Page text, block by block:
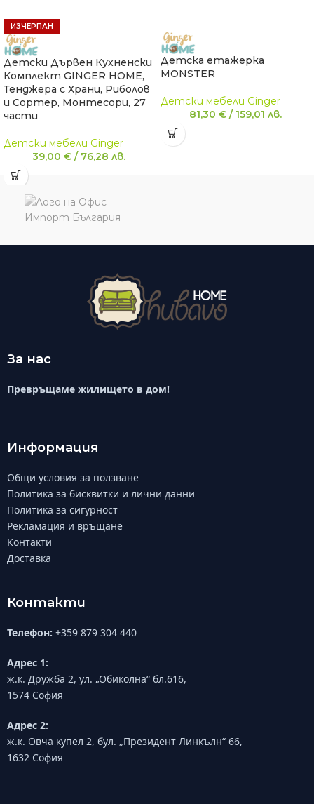
ИЗЧЕРПАН
Детски Дървен Кухненски
Комплект GINGER HOME,
Тенджера с Храни, Риболов
и Сортер, Монтесори, 27
части
Детски мебели Ginger
39,00 € / 76,28 лв.
Детска етажерка
MONSTER
Детски мебели Ginger
81,30 € / 159,01 лв.
За нас
Превръщаме жилището в дом!
Информация
Общи условия за ползване
Политика за бисквитки и лични данни
Политика за сигурност
Рекламация и връщане
Контакти
Доставка
Контакти
Телефон: +359 879 304 440
Адрес 1:
ж.к. Дружба 2, ул. „Обиколна“ бл.616,
1574 София
Адрес 2:
ж.к. Овча купел 2, бул. „Президент Линкълн“ 66,
1632 София